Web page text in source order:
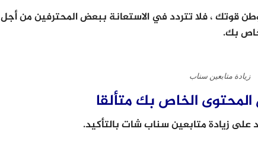
قوتك ، فلا تتردد في الاستعانة ببعض المحترفين من أجل
بك.
زيادة متابعين سناب
المحتوى الخاص بك متألقا
زيادة متابعين سناب شات بالتأكيد.